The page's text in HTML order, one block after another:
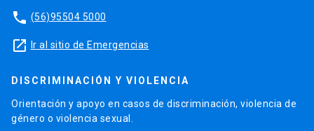
phone (56)95504 5000
launch Ir al sitio de Emergencias
DISCRIMINACIÓN Y VIOLENCIA
Orientación y apoyo en casos de discriminación, violencia de
género o violencia sexual.